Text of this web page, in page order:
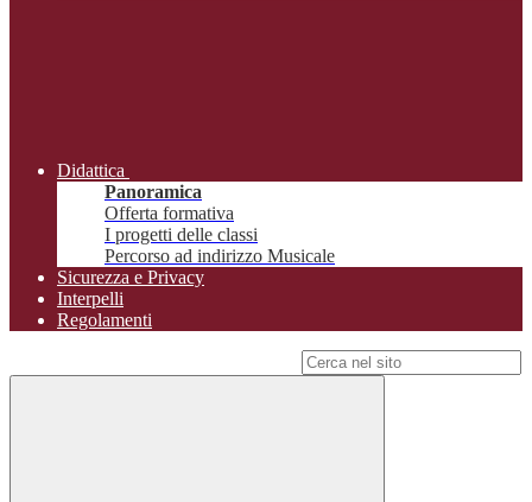
Didattica
Panoramica
Offerta formativa
I progetti delle classi
Percorso ad indirizzo Musicale
Sicurezza e Privacy
Interpelli
Regolamenti